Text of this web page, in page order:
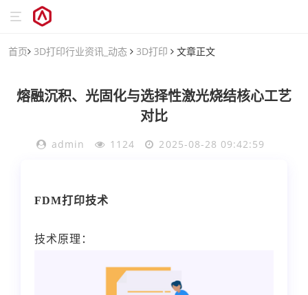
首页 3D打印行业资讯_动态 3D打印 文章正文
熔融沉积、光固化与选择性激光烧结核心工艺
对比
admin 1124 2025-08-28 09:42:59
FDM打印技术
技术原理：